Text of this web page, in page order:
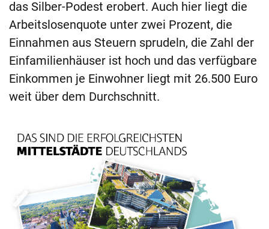
das Silber-Podest erobert. Auch hier liegt die
Arbeitslosenquote unter zwei Prozent, die
Einnahmen aus Steuern sprudeln, die Zahl der
Einfamilienhäuser ist hoch und das verfügbare
Einkommen je Einwohner liegt mit 26.500 Euro
weit über dem Durchschnitt.